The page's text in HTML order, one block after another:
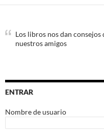
Los libros nos dan
nuestros amigos
ENTRAR
Nombre de usuario